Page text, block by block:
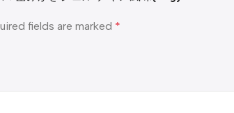
fields are marked *